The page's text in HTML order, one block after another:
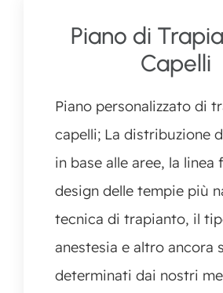
Piano di
Capelli
Piano personalizzato di
capelli; La distribuzione
in base alle aree, la linea
design delle tempie più
tecnica di trapianto, il
anestesia e altro ancora
determinati dai nostri